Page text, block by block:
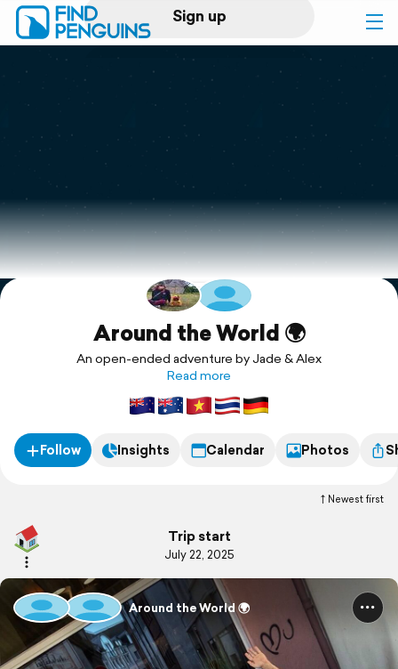
Sign up
Log in
Print a book
Flyover video
Explore
Support
Around the World 🌍
An open-ended adventure by Jade & Alex
Read more
Follow Insights Calendar Photos
Newest first
Trip start
July 22, 2025
Around the World 🌍